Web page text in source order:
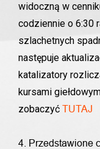
widoczną w
codziennie o 6:30
szlachetnych
następuje
katalizatory
kursami
zobaczyć TUTAJ
4. Przedstawione